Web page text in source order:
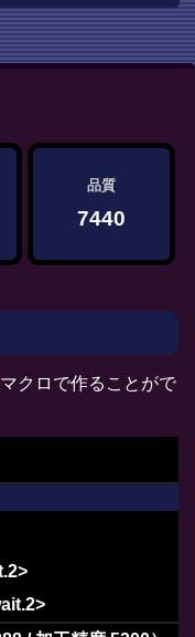
品質
7440
クロで作ることがで